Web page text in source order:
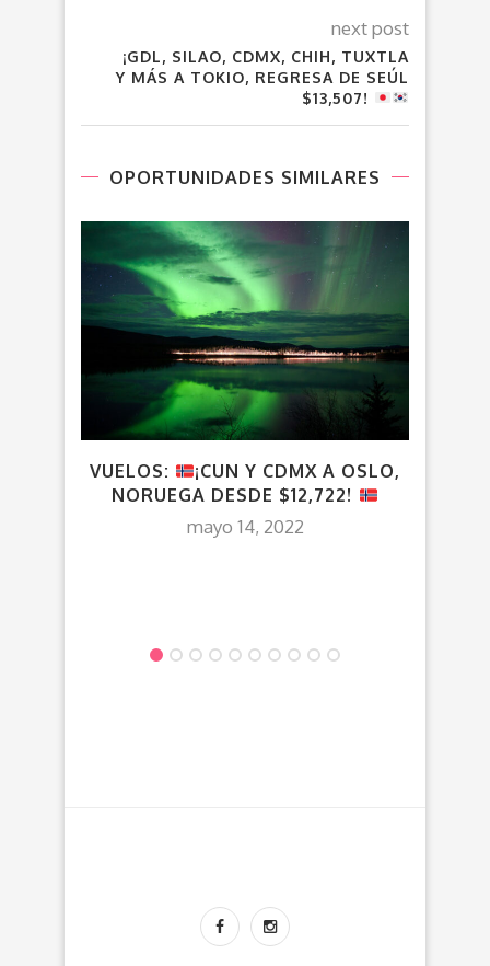
next post
¡GDL, SILAO, CDMX, CHIH, TUXTLA
Y MÁS A TOKIO, REGRESA DE SEÚL
$13,507!
OPORTUNIDADES SIMILARES
VUELOS:
¡CUN Y CDMX A OSLO,
NORUEGA DESDE $12,722!
mayo 14, 2022